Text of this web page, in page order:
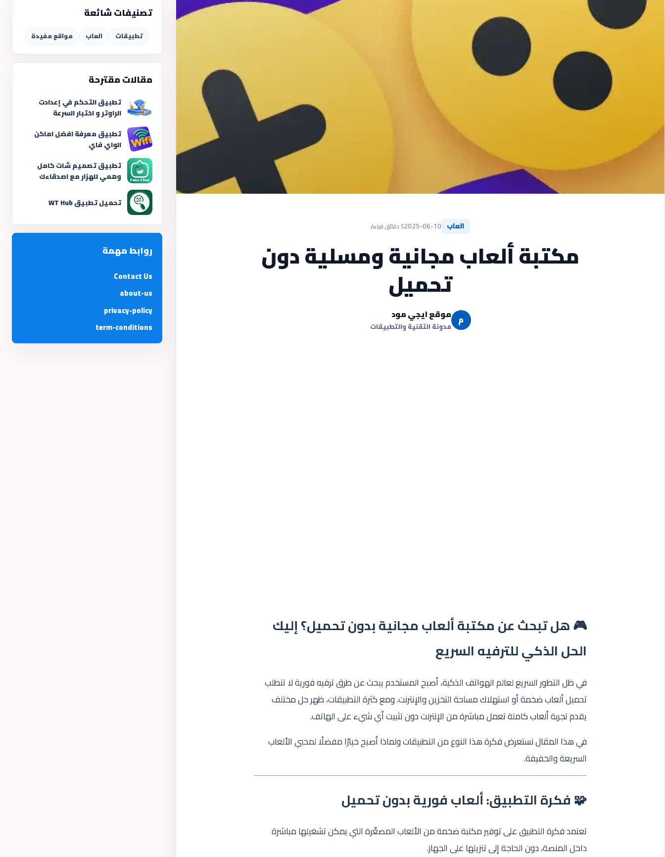
تصنيفات شائعة
تطبيقات العاب مواقع مفيدة
مقالات مقترحة
تطبيق التحكم في إعدادت
الراوتر و اختبار السرعة
تطبيق معرفة افضل اماكن
الواي فاي
تطبيق تصميم شات كامل
وهمي للهزار مع اصدقاءك
تحميل تطبيق WT Hub
روابط مهمة
Contact Us
about-us
privacy-policy
term-conditions
العاب 2025-06-105 دقائق قراءة
مكتبة ألعاب مجانية ومسلية دون
تحميل
م موقع ايجي مود
مدونة التقنية والتطبيقات
🎮 هل تبحث عن مكتبة ألعاب مجانية بدون تحميل؟ إليك
الحل الذكي للترفيه السريع
في ظل التطور السريع لعالم الهواتف الذكية، أصبح المستخدم يبحث عن طرق ترفيه فورية لا تتطلب
تحميل ألعاب ضخمة أو استهلاك مساحة التخزين والإنترنت. ومع كثرة التطبيقات، ظهر حل مختلف
يقدم تجربة ألعاب كاملة تعمل مباشرة من الإنترنت دون تثبيت أي شيء على الهاتف.
في هذا المقال نستعرض فكرة هذا النوع من التطبيقات ولماذا أصبح خيارًا مفضلًا لمحبي الألعاب
السريعة والخفيفة.
🧩 فكرة التطبيق: ألعاب فورية بدون تحميل
تعتمد فكرة التطبيق على توفير مكتبة ضخمة من الألعاب المصغّرة التي يمكن تشغيلها مباشرة
داخل المنصة، دون الحاجة إلى تنزيلها على الجهاز.